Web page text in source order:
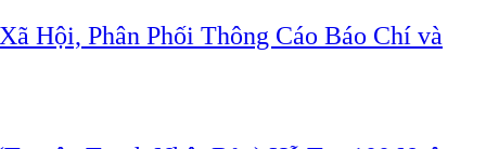
Hội, Phân Phối Thông Cáo Báo Chí và